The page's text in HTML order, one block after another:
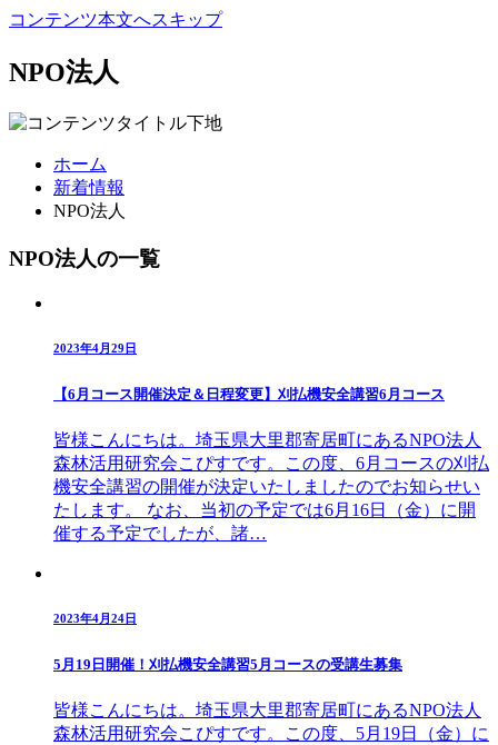
コンテンツ本文へスキップ
NPO法人
ホーム
新着情報
NPO法人
NPO法人の一覧
2023年4月29日
【6月コース開催決定＆日程変更】刈払機安全講習6月コース
皆様こんにちは。埼玉県大里郡寄居町にあるNPO法人
森林活用研究会こぴすです。この度、6月コースの刈払
機安全講習の開催が決定いたしましたのでお知らせい
たします。 なお、当初の予定では6月16日（金）に開
催する予定でしたが、諸…
2023年4月24日
5月19日開催！刈払機安全講習5月コースの受講生募集
皆様こんにちは。埼玉県大里郡寄居町にあるNPO法人
森林活用研究会こぴすです。この度、5月19日（金）に